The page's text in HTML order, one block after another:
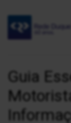
Guia